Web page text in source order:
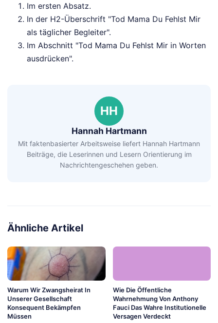
Im ersten Absatz.
In der H2-Überschrift "Tod Mama Du Fehlst Mir
als täglicher Begleiter".
Im Abschnitt "Tod Mama Du Fehlst Mir in Worten
ausdrücken".
HH
Hannah Hartmann
Mit faktenbasierter Arbeitsweise liefert Hannah Hartmann
Beiträge, die Leserinnen und Lesern Orientierung im
Nachrichtengeschehen geben.
Ähnliche Artikel
Warum Wir Zwangsheirat In
Unserer Gesellschaft
Konsequent Bekämpfen
Müssen
Wie Die Öffentliche
Wahrnehmung Von Anthony
Fauci Das Wahre Institutionelle
Versagen Verdeckt